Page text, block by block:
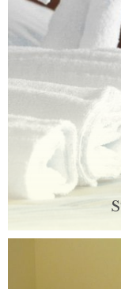
Entspannen
Suite des
entspannen